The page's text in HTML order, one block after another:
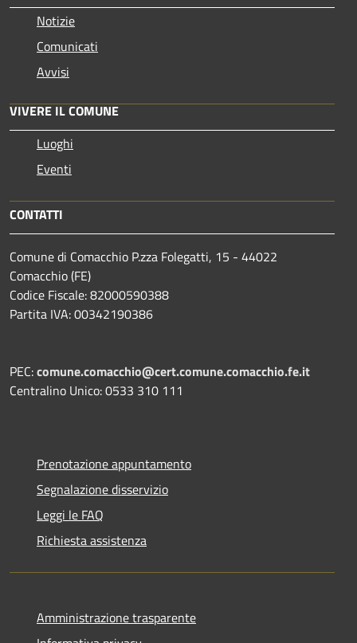
Notizie
Comunicati
Avvisi
VIVERE IL COMUNE
Luoghi
Eventi
CONTATTI
Comune di Comacchio P.zza Folegatti, 15 - 44022
Comacchio (FE)
Codice Fiscale: 82000590388
Partita IVA: 00342190386
PEC:comune.comacchio@cert.comune.comacchio.fe.it
Centralino Unico: 0533 310 111
Prenotazione appuntamento
Segnalazione disservizio
Leggi le FAQ
Richiesta assistenza
Amministrazione trasparente